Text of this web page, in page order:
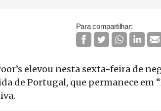
Para compartilhar:
elevou nesta sexta-feira de
de Portugal, que permanece em